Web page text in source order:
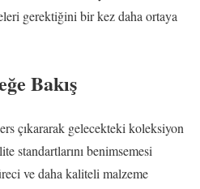
gerektiğini bir kez daha ortaya
Bakış
çıkararak gelecekteki koleksiyon
standartlarını benimsemesi
ve daha kaliteli malzeme